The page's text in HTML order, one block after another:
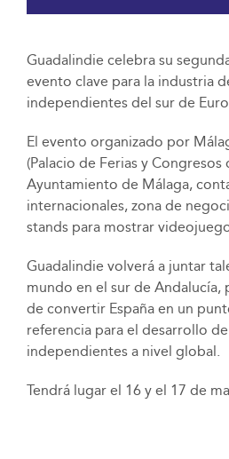
Guadalindie celebra su
evento clave para la industria
independientes del sur de
El evento organizado por
(Palacio de Ferias y Congresos
Ayuntamiento de Málaga,
internacionales, zona de
stands para mostrar
Guadalindie volverá a juntar
mundo en el sur de Andalucía,
de convertir España en un
referencia para el desarrollo
independientes a nivel global.
Tendrá lugar el 16 y el 17 de